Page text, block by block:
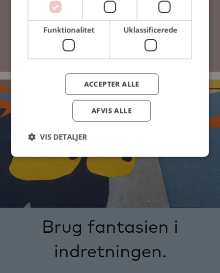
Med uldfilt i 35 farver skræddersyr vi alt mellem gulv
og loft.
Brug fantasien i
indretningen.
Funktionalitet Uklassificerede
ACCEPTER ALLE
AFVIS ALLE
VIS DETALJER